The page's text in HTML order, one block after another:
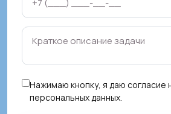
Нажимаю кнопку, я даю согласие
персональных данных.